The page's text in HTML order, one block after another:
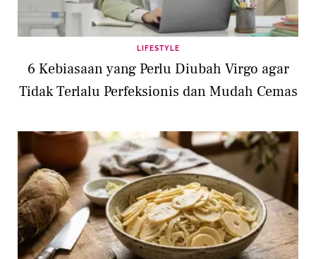
LIFESTYLE
6 Kebiasaan yang Perlu Diubah Virgo agar
Tidak Terlalu Perfeksionis dan Mudah Cemas